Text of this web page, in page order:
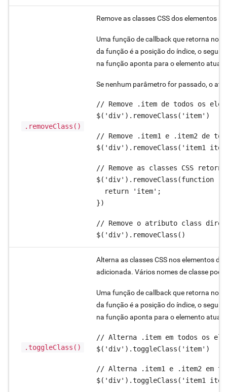
.removeClass()
Remove as classes CSS dos elementos
Uma função de callback que retorna
da função é a posição do índice, o
na função aponta para o elemento atual.
Se nenhum parâmetro for passado, o
// Remove .item de todos os
$('div').removeClass('item')
// Remove .item1 e .item2 de
$('div').removeClass('item1
// Remove as classes CSS
$('div').removeClass(function
  return 'item';
})
// Remove o atributo class
$('div').removeClass()
.toggleClass()
Alterna as classes CSS nos elementos
adicionada. Vários nomes de classe
Uma função de callback que retorna
da função é a posição do índice, o
na função aponta para o elemento atual.
// Alterna .item em todos os
$('div').toggleClass('item')
// Alterna .item1 e .item2 em
$('div').toggleClass('item1